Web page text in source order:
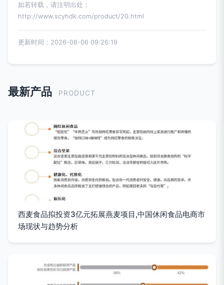
如若转载，请注明出处：
http://www.scyhdk.com/product/20.html
更新时间：2026-08-06 09:26:19
最新产品 PRODUCT
西麦食品拟投资3亿元拓展燕麦项目,中国休闲食品电商市
场现状与趋势分析